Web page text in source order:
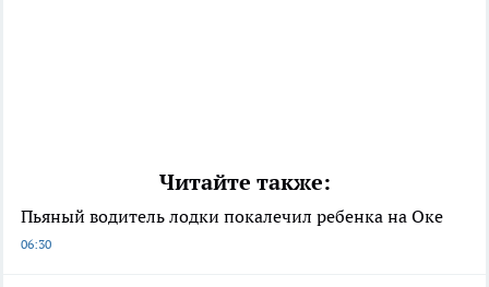
Читайте также:
Пьяный водитель лодки покалечил ребенка на Оке
06:30